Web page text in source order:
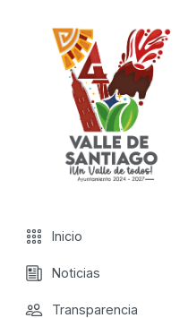
Inicio
Noticias
Transparencia